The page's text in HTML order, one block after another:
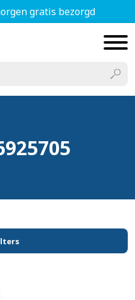
gratis bezorgd